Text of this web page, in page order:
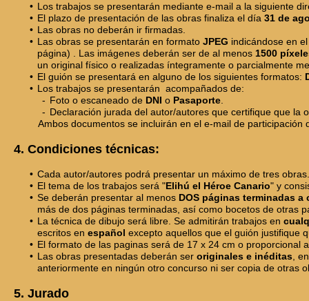
Los trabajos se presentarán mediante e-mail a la siguiente
El plazo de presentación de las obras finaliza el día31 de
Las obras no deberán ir firmadas.
Las obras se presentarán en formatoJPEG indicándose en
página) . Las imágenes deberán ser de al menos 1500
un original físico o realizadas íntegramente o parcialmente
El guión se presentará en alguno de los siguientes formatos:
Los trabajos se presentarán acompañados de:
Foto o escaneado de DNI o Pasaporte
Declaración jurada del autor/autores que certifique que la
Ambos documentos se incluirán en el e-mail de
4. Condiciones técnicas:
Cada autor/autores podrá presentar un máximo de tres
El tema de los trabajos será "Elihú el Héroe Canario" y
Se deberán presentar al menos DOS páginas terminadas a
más de dos páginas terminadas, así como bocetos de otras
La técnica de dibujo será libre. Se admitirán trabajos en
escritos enespañol excepto aquellos que el guión justifique
El formato de las paginas será de 17 x 24 cm o proporcional
Las obras presentadas deberán seroriginales e inéditas ,
anteriormente en ningún otro concurso ni ser copia de otras
5. Jurado